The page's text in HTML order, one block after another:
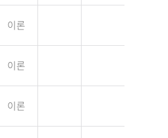
이론
이론
이론